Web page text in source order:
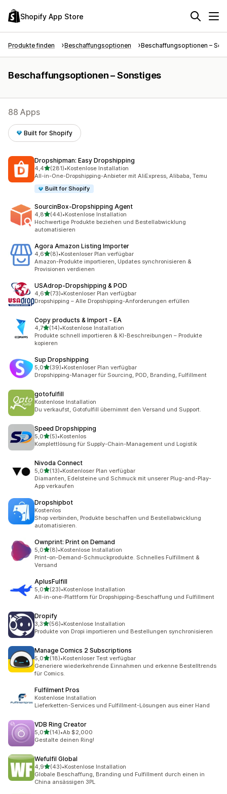
Shopify App Store
Produkte finden Beschaffungsoptionen Beschaffungsoptionen –
Beschaffungsoptionen – Sonstiges
88 Apps
Built for Shopify
Dropshipman: Easy Dropshipping
4,4von 5 Sternen
(281)
281 Rezensionen insgesamt
•Kostenlose Installation
All-in-One-Dropshipping-Anbieter mit AliExpress, Alibaba, Temu
Built for Shopify
SourcinBox‑Dropshipping Agent
4,8von 5 Sternen
(44)
44 Rezensionen insgesamt
•Kostenlose Installation
Hochwertige Produkte beziehen und Bestellabwicklung
automatisieren
Agora Amazon Listing Importer
4,6von 5 Sternen
(8)
8 Rezensionen insgesamt
•Kostenloser Plan verfügbar
Amazon-Produkte importieren, Updates synchronisieren &
Provisionen verdienen
USAdrop‑Dropshipping & POD
4,6von 5 Sternen
(73)
73 Rezensionen insgesamt
•Kostenloser Plan verfügbar
Dropshipping – Alle Dropshipping-Anforderungen erfüllen
Copy products & Import ‑ EA
4,7von 5 Sternen
(14)
14 Rezensionen insgesamt
•Kostenlose Installation
Produkte schnell importieren & KI-Beschreibungen – Produkte
kopieren
Sup Dropshipping
5,0von 5 Sternen
(39)
39 Rezensionen insgesamt
•Kostenloser Plan verfügbar
Dropshipping-Manager für Sourcing, POD, Branding, Fulfillment
gotofulfill
Kostenlose Installation
Du verkaufst, Gotofulfill übernimmt den Versand und Support.
Speed Dropshipping
5,0von 5 Sternen
(5)
5 Rezensionen insgesamt
•Kostenlos
Komplettlösung für Supply-Chain-Management und Logistik
Nivoda Connect
5,0von 5 Sternen
(13)
13 Rezensionen insgesamt
•Kostenloser Plan verfügbar
Diamanten, Edelsteine und Schmuck mit unserer Plug-and-Play-
App verkaufen
Dropshipbot
Kostenlos
Shop verbinden, Produkte beschaffen und Bestellabwicklung
automatisieren.
Ownprint: Print on Demand
5,0von 5 Sternen
(8)
8 Rezensionen insgesamt
•Kostenlose Installation
Print-on-Demand-Schmuckprodukte. Schnelles Fulfillment &
Versand
AplusFulfill
5,0von 5 Sternen
(23)
23 Rezensionen insgesamt
•Kostenlose Installation
All-in-one-Plattform für Dropshipping-Beschaffung und Fulfillment
Dropify
3,3von 5 Sternen
(56)
56 Rezensionen insgesamt
•Kostenlose Installation
Produkte von Dropi importieren und Bestellungen synchronisieren
Manage Comics 2 Subscriptions
5,0von 5 Sternen
(18)
18 Rezensionen insgesamt
•Kostenloser Test verfügbar
Generiere wiederkehrende Einnahmen und erkenne Bestelltrends
für Comics.
Fulfilment Pros
Kostenlose Installation
Lieferketten-Services und Fulfillment-Lösungen aus einer Hand
VDB Ring Creator
5,0von 5 Sternen
(14)
14 Rezensionen insgesamt
•Ab $2,000
Gestalte deinen Ring!
Wefulfil Global
4,9von 5 Sternen
(43)
43 Rezensionen insgesamt
•Kostenlose Installation
Globale Beschaffung, Branding und Fulfillment durch einen in
China ansässigen 3PL